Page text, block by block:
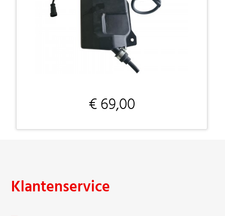
€ 69,00
Klantenservice